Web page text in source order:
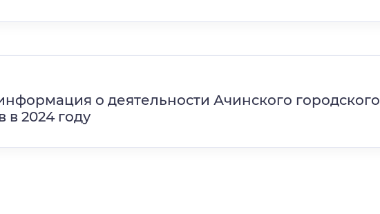
о деятельности Ачинского городского
в 2024 году